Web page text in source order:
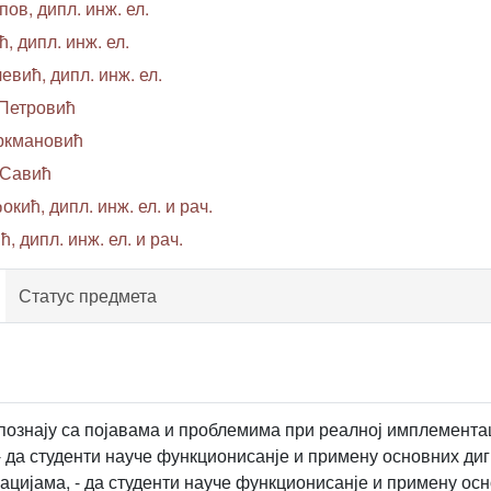
дипл. инж. ел.
дипл. инж. ел.
дипл. инж. ел.
дипл. инж. ел. и рач.
дипл. инж. ел. и рач.
Статус предмета
са појавама и проблемима при реалној
да студенти науче функционисанје и примену основних
- да студенти науче функционисанје и примену